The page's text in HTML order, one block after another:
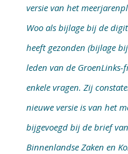
versie van het
Woo als bijlage bij de
heeft gezonden (bijlage
leden van de
enkele vragen. Zij
nieuwe versie is van het
bijgevoegd bij de brief
Binnenlandse Zaken en